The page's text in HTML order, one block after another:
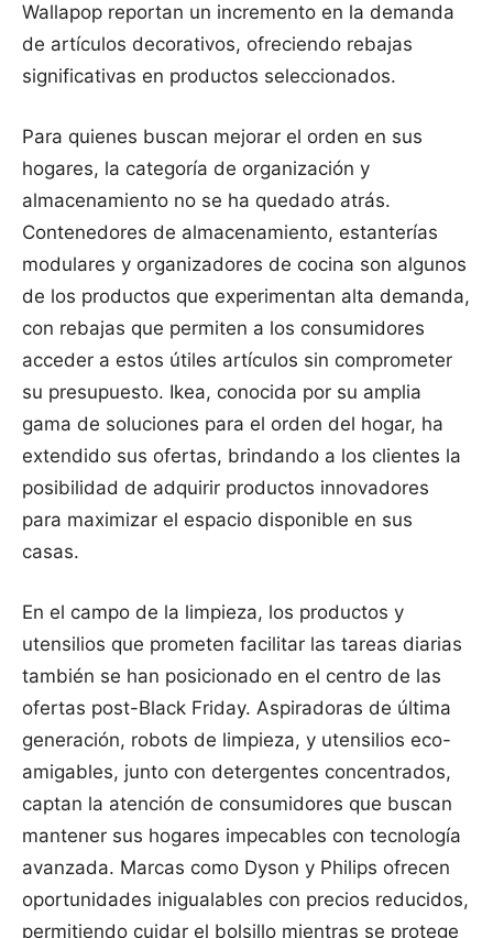
Wallapop reportan un incremento en la demanda
de artículos decorativos, ofreciendo rebajas
significativas en productos seleccionados.
Para quienes buscan mejorar el orden en sus
hogares, la categoría de organización y
almacenamiento no se ha quedado atrás.
Contenedores de almacenamiento, estanterías
modulares y organizadores de cocina son algunos
de los productos que experimentan alta demanda,
con rebajas que permiten a los consumidores
acceder a estos útiles artículos sin comprometer
su presupuesto. Ikea, conocida por su amplia
gama de soluciones para el orden del hogar, ha
extendido sus ofertas, brindando a los clientes la
posibilidad de adquirir productos innovadores
para maximizar el espacio disponible en sus
casas.
En el campo de la limpieza, los productos y
utensilios que prometen facilitar las tareas diarias
también se han posicionado en el centro de las
ofertas post-Black Friday. Aspiradoras de última
generación, robots de limpieza, y utensilios eco-
amigables, junto con detergentes concentrados,
captan la atención de consumidores que buscan
mantener sus hogares impecables con tecnología
avanzada. Marcas como Dyson y Philips ofrecen
oportunidades inigualables con precios reducidos,
permitiendo cuidar el bolsillo mientras se protege